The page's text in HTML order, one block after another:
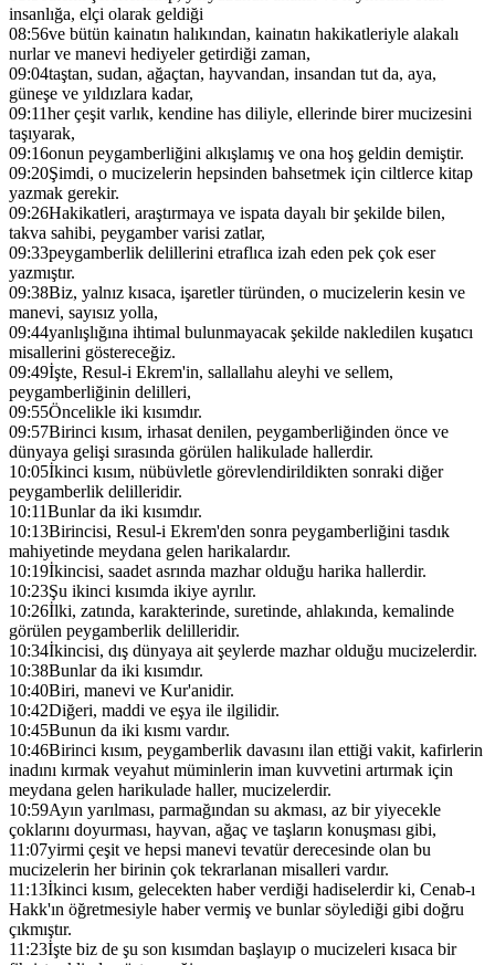
insanlığa, elçi olarak geldiği
08:56ve bütün kainatın halıkından, kainatın hakikatleriyle alakalı
nurlar ve manevi hediyeler getirdiği zaman,
09:04taştan, sudan, ağaçtan, hayvandan, insandan tut da, aya,
güneşe ve yıldızlara kadar,
09:11her çeşit varlık, kendine has diliyle, ellerinde birer mucizesini
taşıyarak,
09:16onun peygamberliğini alkışlamış ve ona hoş geldin demiştir.
09:20Şimdi, o mucizelerin hepsinden bahsetmek için ciltlerce kitap
yazmak gerekir.
09:26Hakikatleri, araştırmaya ve ispata dayalı bir şekilde bilen,
takva sahibi, peygamber varisi zatlar,
09:33peygamberlik delillerini etraflıca izah eden pek çok eser
yazmıştır.
09:38Biz, yalnız kısaca, işaretler türünden, o mucizelerin kesin ve
manevi, sayısız yolla,
09:44yanlışlığına ihtimal bulunmayacak şekilde nakledilen kuşatıcı
misallerini göstereceğiz.
09:49İşte, Resul-i Ekrem'in, sallallahu aleyhi ve sellem,
peygamberliğinin delilleri,
09:55Öncelikle iki kısımdır.
09:57Birinci kısım, irhasat denilen, peygamberliğinden önce ve
dünyaya gelişi sırasında görülen halikulade hallerdir.
10:05İkinci kısım, nübüvletle görevlendirildikten sonraki diğer
peygamberlik delilleridir.
10:11Bunlar da iki kısımdır.
10:13Birincisi, Resul-i Ekrem'den sonra peygamberliğini tasdık
mahiyetinde meydana gelen harikalardır.
10:19İkincisi, saadet asrında mazhar olduğu harika hallerdir.
10:23Şu ikinci kısımda ikiye ayrılır.
10:26İlki, zatında, karakterinde, suretinde, ahlakında, kemalinde
görülen peygamberlik delilleridir.
10:34İkincisi, dış dünyaya ait şeylerde mazhar olduğu mucizelerdir.
10:38Bunlar da iki kısımdır.
10:40Biri, manevi ve Kur'anidir.
10:42Diğeri, maddi ve eşya ile ilgilidir.
10:45Bunun da iki kısmı vardır.
10:46Birinci kısım, peygamberlik davasını ilan ettiği vakit, kafirlerin
inadını kırmak veyahut müminlerin iman kuvvetini artırmak için
meydana gelen harikulade haller, mucizelerdir.
10:59Ayın yarılması, parmağından su akması, az bir yiyecekle
çoklarını doyurması, hayvan, ağaç ve taşların konuşması gibi,
11:07yirmi çeşit ve hepsi manevi tevatür derecesinde olan bu
mucizelerin her birinin çok tekrarlanan misalleri vardır.
11:13İkinci kısım, gelecekten haber verdiği hadiselerdir ki, Cenab-ı
Hakk'ın öğretmesiyle haber vermiş ve bunlar söylediği gibi doğru
çıkmıştır.
11:23İşte biz de şu son kısımdan başlayıp o mucizeleri kısaca bir